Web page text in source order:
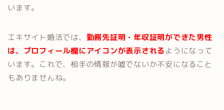
います。
エキサイト婚活では、 勤務先証明・年収証明ができた男性
は、 プロフィール欄にアイコンが表示されるようになって
います。これで、相手の情報が嘘でないか不安になること
もありませんね。